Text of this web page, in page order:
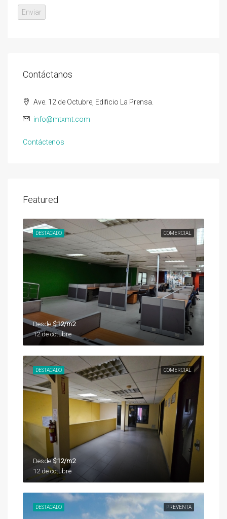
Contáctanos
Ave. 12 de Octubre, Edificio La Prensa.
info@mtxmt.com
Contáctenos
Featured
COMERCIAL
DESTACADO
Desde$12/m2
12 de octubre
COMERCIAL
DESTACADO
Desde$12/m2
12 de octubre
PREVENTA
DESTACADO